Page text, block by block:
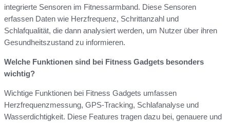
integrierte Sensoren im Fitnessarmband. Diese Sensoren
erfassen Daten wie Herzfrequenz, Schrittanzahl und
Schlafqualität, die dann analysiert werden, um Nutzer über ihren
Gesundheitszustand zu informieren.
Welche Funktionen sind bei Fitness Gadgets besonders
wichtig?
Wichtige Funktionen bei Fitness Gadgets umfassen
Herzfrequenzmessung, GPS-Tracking, Schlafanalyse und
Wasserdichtigkeit. Diese Features tragen dazu bei, genauere und